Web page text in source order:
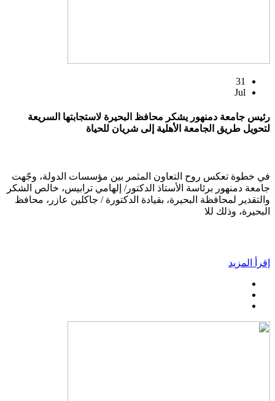
31
Jul
رئيس جامعة دمنهور يشكر محافظ البحيرة لاستجابتها السريعة
لتحويل طريق الجامعة الأهلية إلى شريان للحياة
في خطوة تعكس روح التعاون المثمر بين مؤسسات الدولة، وجّهت
جامعة دمنهور برئاسة الأستاذ الدكتور/ إلهامي ترابيس، خالص الشكر
والتقدير لمحافظة البحيرة، بقيادة الدكتورة / جاكلين عازر، محافظ
البحيرة، وذلك للا
إقرأ المزيد